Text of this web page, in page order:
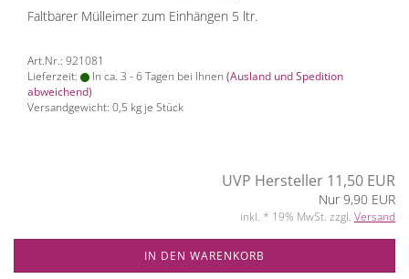
Faltbarer Mülleimer zum Einhängen 5 ltr.
Art.Nr.: 921081
Lieferzeit:
In ca. 3 - 6 Tagen bei Ihnen (Ausland und Spedition
abweichend)
Versandgewicht: 0,5 kg je Stück
UVP Hersteller 11,50 EUR
Nur 9,90 EUR
inkl. * 19% MwSt. zzgl. Versand
IN DEN WARENKORB